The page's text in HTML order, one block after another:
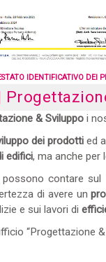
IDENTIFICATIVO DEI
& Sviluppo i
dei prodotti ed
edifici, ma anche per
contare sul
di avere un
e sui lavori di
“Progettazione